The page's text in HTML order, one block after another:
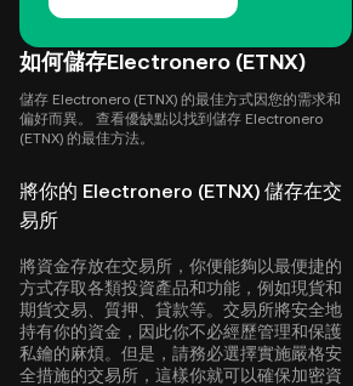
如何儲存Electronero (ETNX)
儲存 Electronero (ETNX) 的最佳方式因您的需求和
偏好而異。 查看優缺點以找到儲存 Electronero
(ETNX) 的最佳方法。
將你的 Electronero (ETNX) 儲存在交
易所
將資金存放在交易所，你便能夠以最便捷的
方式存取各類投資產品和功能，例如現貨和
期貨交易、質押、貸款等。交易所將安全地
持有你的資金，因此你不必經歷管理和保護
私鑰的麻煩。但是，請務必選擇實施嚴格安
全措施的交易所，這樣你就可以確保加密資